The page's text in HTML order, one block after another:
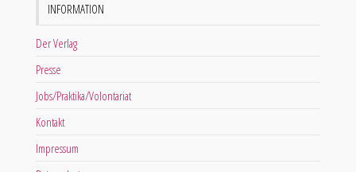
INFORMATION
Der Verlag
Presse
Jobs/Praktika/Volontariat
Kontakt
Impressum